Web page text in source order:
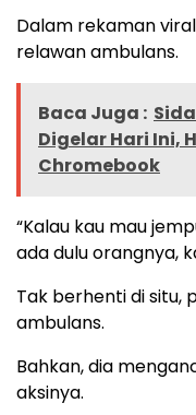
Dalam rekaman
relawan ambulans.
Baca Juga :
Digelar Hari Ini,
Chromebook
“Kalau kau mau
ada dulu orangnya,
Tak berhenti di situ,
ambulans.
Bahkan, dia
aksinya.